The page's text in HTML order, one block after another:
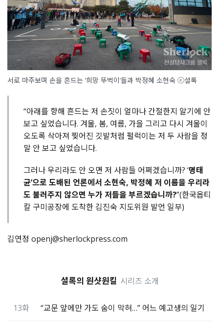
서로 마주보며 손을 흔드는 ‘희망 뚜벅이’들과 박정혜 소현숙 ⓒ셜록
“아래를 향해 흔드는 저 손짓이 얼마나 간절한지 알기에 안
보고 싶었습니다. 겨울, 봄, 여름, 가을 그리고 다시 겨울이
오도록 삭아져 찢어진 깃발처럼 펄럭이는 저 두 사람을 정
말 안 보고 싶었습니다.
그러나 우리라도 안 오면 저 사람들 어쩌겠습니까? ‘명태
균’으로 도배된 언론에서 소현숙, 박정혜 저 이름을 우리라
도 불러주지 않으면 누가 저들을 부르겠습니까?”(한국옵티
칼 구미공장에 도착한 김진숙 지도위원 발언 일부)
김연정 openj@sherlockpress.com
셜록의 원샷원킬 시리즈 소개
13화 “교문 앞에만 가도 숨이 막혀…” 어느 예고생의 일기